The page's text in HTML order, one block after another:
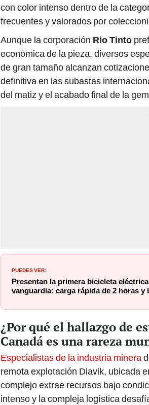
con color intenso dentro de la
frecuentes y valorados por
Aunque la corporación Rio Tinto
económica de la pieza, diversos
de gran tamaño alcanzan
definitiva en las subastas
del matiz y el acabado final de la
PUEDES VER:
Presentan la primera bicicleta
vanguardia: carga rápida de 2 horas y
¿Por qué el hallazgo de
Canadá es una rareza
Especialistas de la industria minera
remota explotación Diavik, ubicada
complejo extrae recursos bajo
intenso y la compleja logística